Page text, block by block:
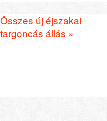
Összes új éjszakai
targoncás állás »